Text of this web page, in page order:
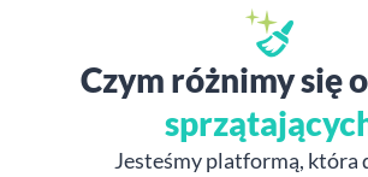
Czym różnimy się
Jesteśmy platformą, która